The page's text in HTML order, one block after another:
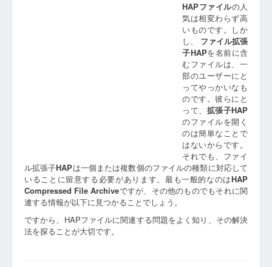
HAPファイルの人
気は相変わらず高
いものです。しか
し、 ファイル拡張
子HAPを名前に含
むファイルは、一
部のユーザーにと
ってやっかいなも
のです。彼らにと
って、 拡張子HAP
のファイルを開く
のは簡単なことで
はないからです。
それでも、ファイ
ル拡張子HAPは一個または複数個のファイルの種類に対応して
いることに留意する必要があります。最も一般的なのはHAP
Compressed File Archiveですが、その他のものでもそれに関
連する情報が以下に見つかることでしょう。
ですから、HAPファイルに関連する問題をよく知り、その解決
法を探ることが大切です。